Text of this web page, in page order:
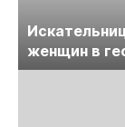
женщин в